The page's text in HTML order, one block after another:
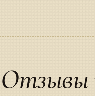
Отзывы